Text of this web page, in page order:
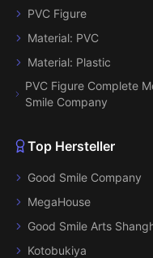
PVC Figure
Material: PVC
Material: Plastic
PVC Figure Complete
Smile Company
Top Hersteller
Good Smile Company
MegaHouse
Good Smile Arts
Kotobukiya